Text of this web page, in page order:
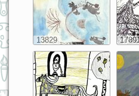
13829